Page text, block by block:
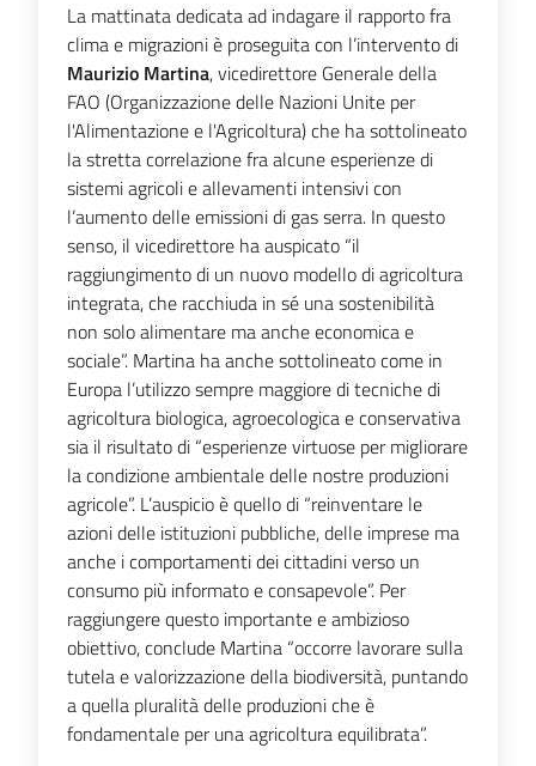
La mattinata dedicata ad indagare il rapporto fra
clima e migrazioni è proseguita con l’intervento di
Maurizio Martina, vicedirettore Generale della
FAO (Organizzazione delle Nazioni Unite per
l'Alimentazione e l'Agricoltura) che ha sottolineato
la stretta correlazione fra alcune esperienze di
sistemi agricoli e allevamenti intensivi con
l’aumento delle emissioni di gas serra. In questo
senso, il vicedirettore ha auspicato “il
raggiungimento di un nuovo modello di agricoltura
integrata, che racchiuda in sé una sostenibilità
non solo alimentare ma anche economica e
sociale”. Martina ha anche sottolineato come in
Europa l’utilizzo sempre maggiore di tecniche di
agricoltura biologica, agroecologica e conservativa
sia il risultato di “esperienze virtuose per migliorare
la condizione ambientale delle nostre produzioni
agricole”. L’auspicio è quello di “reinventare le
azioni delle istituzioni pubbliche, delle imprese ma
anche i comportamenti dei cittadini verso un
consumo più informato e consapevole”. Per
raggiungere questo importante e ambizioso
obiettivo, conclude Martina “occorre lavorare sulla
tutela e valorizzazione della biodiversità, puntando
a quella pluralità delle produzioni che è
fondamentale per una agricoltura equilibrata”.